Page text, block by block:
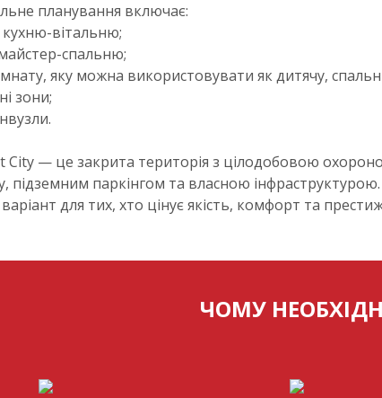
планування включає:
кухню-вітальню;
спальню;
яку можна використовувати як дитячу,
зони;
— це закрита територія з цілодобовою
підземним паркінгом та власною інфраструктурою.
для тих, хто цінує якість, комфорт та
ЧОМУ